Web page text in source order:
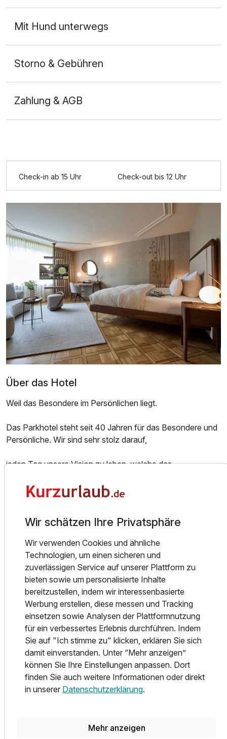
entspannen, da es sehr viele Ruhebereiche und einen
schönen Schwimmteich gab. Besonders hervorheben
möchten wir die Bar des Hotels. Wir haben in dieser
jeden Abend den Tag ausklingen lassen und waren
begeistert von der Auswahl an besonderen Cocktails
verstanden und eine gute Stimmung in der Bar
verbreitet. Wir waren von unserem Aufenthalt so
begeistert, dass wir schon wieder für den Dezember
gebucht haben.
Ausstattung
Für 2 Tage p.P. ab119,00 €
2 Erwachsene
Mit Hund unterwegs
Storno & Gebühren
Zahlung & AGB
Check-in ab 15 Uhr Check-out bis 12 Uhr
Über das Hotel
Weil das Besondere im Persönlichen liegt.
Das Parkhotel steht seit 40 Jahren für das Besondere und
Persönliche. Wir sind sehr stolz darauf,
jeden Tag unsere Vision zu leben, welche das
Mitarbeiter in den Mittelpunkt unseres Wirkens stellt.
Ausgezeichnete Gastgeber, die täglich ihre
beweisen, 103 individuelle Zimmer und Suiten, erstklassige
Restaurants & Bars, handgemachte Tagungen und Feste
sowie ein zauberhafter Privatgarten erwarten Sie.
Ihre persönliche Wohlfühlsphäre.
Unsere 103 komfortablen Hotelzimmer und exklusiven
Suiten sind wahre Komfortzonen und
vereinen ein gelungenes Zusammenspiel aus behaglichem
Ambiente und zeitlosem Design. Der Blick geht aus vielen
Zimmern entweder in den Privatgarten des Hotels oder auf
die Dachgärten und verspricht Erholung sowie einen
ruhigen Schlaf.
Das Parkhotel ist ein ausgezeichneter Ort, um Leib und
Wir schätzen Ihre Privatsphäre
Wir verwenden Cookies und ähnliche
Technologien, um einen sicheren und
zuverlässigen Service auf unserer Plattform zu
bieten sowie um personalisierte Inhalte
bereitzustellen, indem wir interessenbasierte
Werbung erstellen, diese messen und Tracking
einsetzen sowie Analysen der Plattformnutzung
für ein verbessertes Erlebnis durchführen. Indem
Sie auf "Ich stimme zu" klicken, erklären Sie sich
damit einverstanden. Unter “Mehr anzeigen”
können Sie Ihre Einstellungen anpassen. Dort
finden Sie auch weitere Informationen oder direkt
in unserer Datenschutzerklärung.
Mehr anzeigen